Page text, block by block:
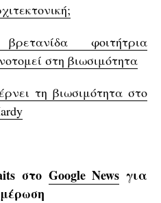
φοιτήτρια
στη βιωσιμότητα
τη βιωσιμότητα στο
στο Google Newsγια